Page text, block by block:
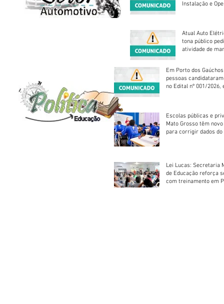
Instalação e
Atual Auto
tona público
atividade de
Em Porto dos
pessoas
no Edital nº 001/2026,
Escolas públicas e
Mato Grosso têm
para corrigir dados do
Lei Lucas: Secretaria
de Educação reforça
com treinamento em